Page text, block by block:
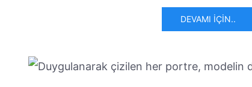
DEVAMI İÇIN..